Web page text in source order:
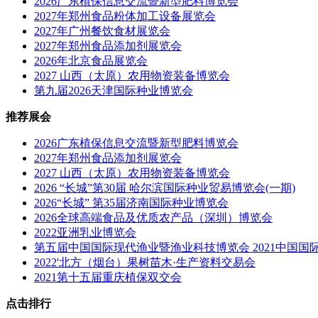
2027年郑州食品粉体加工设备展览会
2027年广州餐饮食材展览会
2027年郑州食品添加剂展览会
2026年北京食品展览会
2027 山西（太原）农用物资装备博览会
第九届2026天津国际种业博览会
推荐展会
2026广东植保信息交流暨新型肥料博览会
2027年郑州食品添加剂展览会
2027 山西（太原）农用物资装备博览会
2026 “长城”第30届 哈尔滨国际种业贸易博览会(一期)
2026“长城” 第35届济南国际种业博览会
2026全球高端食品及优质农产品（深圳）博览会
2022亚洲乳业博览会
第五届中国国际现代渔业暨渔业科技博览会 2021中国国
2022'北方（烟台）果树苗木·生产资料交易会
2021第十五届重庆植保双交会
点击排行